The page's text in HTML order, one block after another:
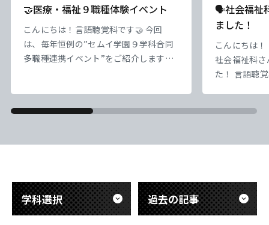
🤝医療・福祉９職種体験イベント
こんにちは！言語聴覚科です🤝 今回
は、毎年恒例の”セムイ学園９学科合同
多職種連携イベント”をご紹介します。
割や専門領域について学びました。 言
科の体験授業を受けました。 わたした
体験
🗣️社会福祉
ました！
こんにちは
社会福祉科
た！ 言語聴
この科目で
ションスキ
面)とお互い
学科選択 過去の記事